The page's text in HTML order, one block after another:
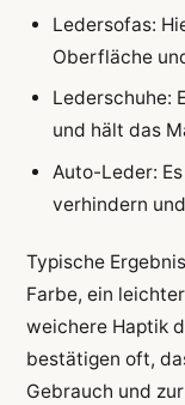
Ledersofas:
Oberfläche
Lederschuhe:
und hält das
Auto-Leder:
verhindern
Typische
Farbe, ein
weichere Haptik
bestätigen oft,
Gebrauch und